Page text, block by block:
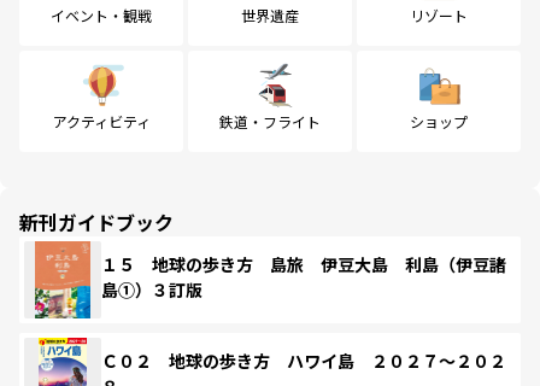
イベント・観戦 世界遺産 リゾート
アクティビティ 鉄道・フライト ショップ
新刊ガイドブック
１５ 地球の歩き方 島旅 伊豆大島 利島（伊豆諸
島①）３訂版
Ｃ０２ 地球の歩き方 ハワイ島 ２０２７～２０２